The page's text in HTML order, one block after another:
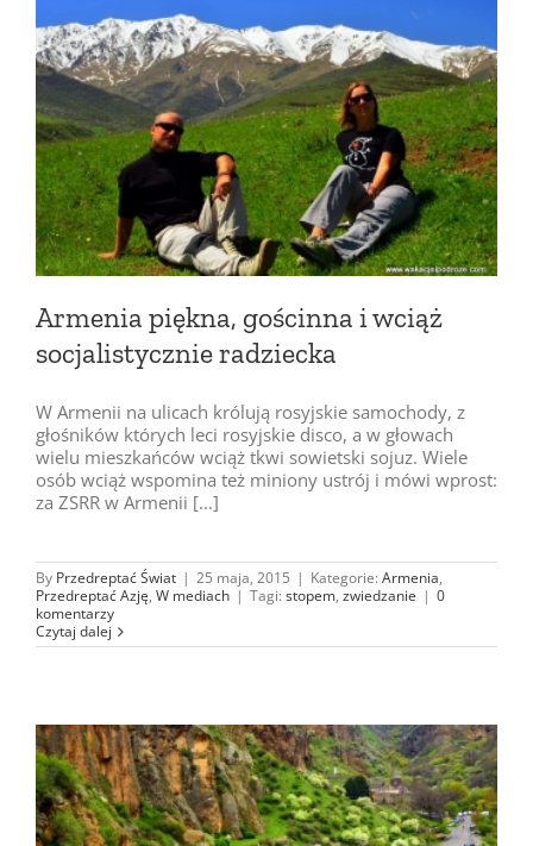
Armenia piękna, gościnna i wciąż
socjalistycznie radziecka
W Armenii na ulicach królują rosyjskie samochody, z
głośników których leci rosyjskie disco, a w głowach
wielu mieszkańców wciąż tkwi sowietski sojuz. Wiele
osób wciąż wspomina też miniony ustrój i mówi wprost:
za ZSRR w Armenii [...]
By Przedreptać Świat | 25 maja, 2015 | Kategorie: Armenia,
Przedreptać Azję, W mediach | Tagi: stopem, zwiedzanie | 0
komentarzy
Czytaj dalej